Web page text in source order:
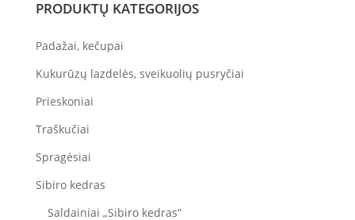
PRODUKTŲ KATEGORIJOS
Padažai, kečupai
Kukurūzų lazdelės, sveikuolių pusryčiai
Prieskoniai
Traškučiai
Spragėsiai
Sibiro kedras
Saldainiai „Sibiro kedras“